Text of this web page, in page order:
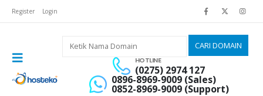
Register Login
HOTLINE
(0275) 2974 127
0896-8969-9009 (Sales)
0852-8969-9009 (Support)